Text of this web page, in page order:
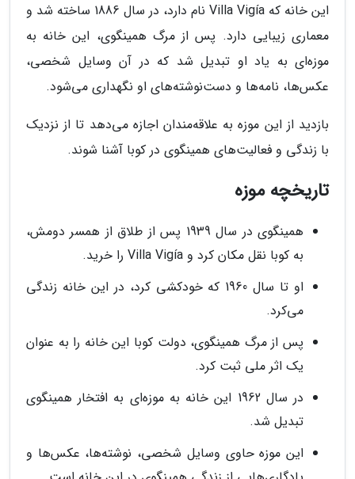
این خانه که Villa Vigía نام دارد، در سال 1886 ساخته شد و
معماری زیبایی دارد. پس از مرگ همینگوی، این خانه به
موزه‌ای به یاد او تبدیل شد که در آن وسایل شخصی،
عکس‌ها، نامه‌ها و دست‌نوشته‌های او نگهداری می‌شود.
بازدید از این موزه به علاقه‌مندان اجازه می‌دهد تا از نزدیک
با زندگی و فعالیت‌های همینگوی در کوبا آشنا شوند.
تاریخچه موزه
همینگوی در سال 1939 پس از طلاق از همسر دومش،
به کوبا نقل مکان کرد و Villa Vigía را خرید.
او تا سال 1960 که خودکشی کرد، در این خانه زندگی
می‌کرد.
پس از مرگ همینگوی، دولت کوبا این خانه را به عنوان
یک اثر ملی ثبت کرد.
در سال 1962 این خانه به موزه‌ای به افتخار همینگوی
تبدیل شد.
این موزه حاوی وسایل شخصی، نوشته‌ها، عکس‌ها و